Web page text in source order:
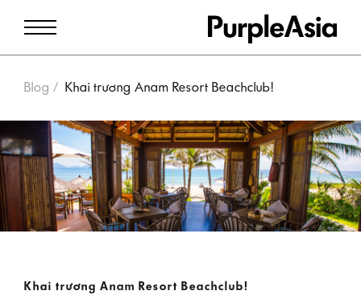
Blog Khai trương Anam Resort Beachclub!
Khai trương Anam Resort Beachclub!